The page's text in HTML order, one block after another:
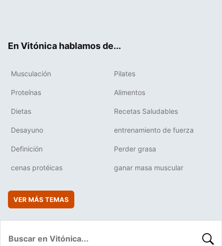
En Vitónica hablamos de...
Musculación Pilates
Proteínas Alimentos
Dietas Recetas Saludables
Desayuno entrenamiento de fuerza
Definición Perder grasa
cenas protéicas ganar masa muscular
VER MÁS TEMAS